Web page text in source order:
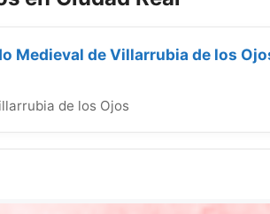
Medieval de Villarrubia de los
de los Ojos